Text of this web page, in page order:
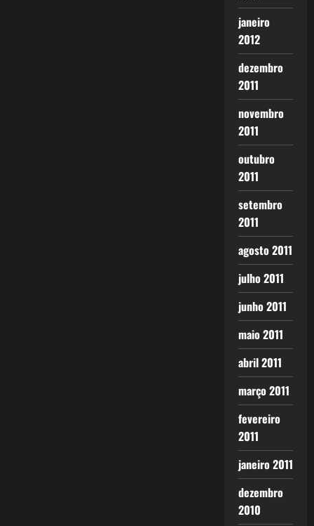
janeiro
2012
dezembro
2011
novembro
2011
outubro
2011
setembro
2011
agosto 2011
julho 2011
junho 2011
maio 2011
abril 2011
março 2011
fevereiro
2011
janeiro 2011
dezembro
2010